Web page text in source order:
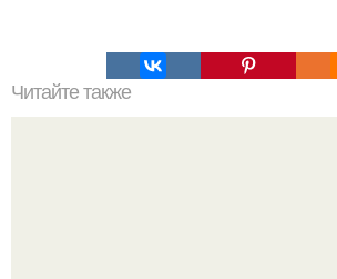
Читайте также